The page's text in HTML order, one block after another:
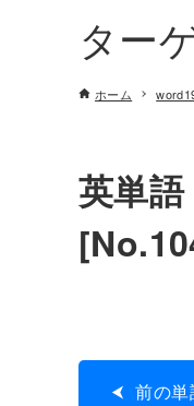
ター
ホーム
英単
前の